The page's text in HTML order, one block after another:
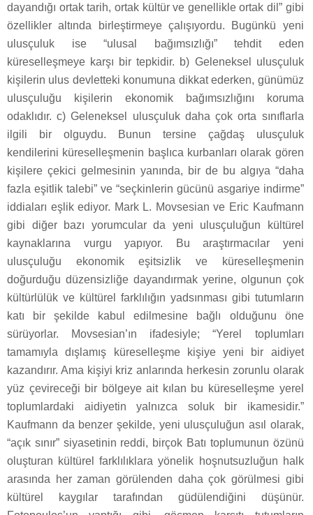
dayandığı ortak tarih, ortak kültür ve genellikle ortak dil” gibi
özellikler altında birleştirmeye çalışıyordu. Bugünkü yeni
ulusçuluk ise “ulusal bağımsızlığı” tehdit eden
küreselleşmeye karşı bir tepkidir. b) Geleneksel ulusçuluk
kişilerin ulus devletteki konumuna dikkat ederken, günümüz
ulusçuluğu kişilerin ekonomik bağımsızlığını koruma
odaklıdır. c) Geleneksel ulusçuluk daha çok orta sınıflarla
ilgili bir olguydu. Bunun tersine çağdaş ulusçuluk
kendilerini küreselleşmenin başlıca kurbanları olarak gören
kişilere çekici gelmesinin yanında, bir de bu algıya “daha
fazla eşitlik talebi” ve “seçkinlerin gücünü asgariye indirme”
iddiaları eşlik ediyor. Mark L. Movsesian ve Eric Kaufmann
gibi diğer bazı yorumcular da yeni ulusçuluğun kültürel
kaynaklarına vurgu yapıyor. Bu araştırmacılar yeni
ulusçuluğu ekonomik eşitsizlik ve küreselleşmenin
doğurduğu düzensizliğe dayandırmak yerine, olgunun çok
kültürlülük ve kültürel farklılığın yadsınması gibi tutumların
katı bir şekilde kabul edilmesine bağlı olduğunu öne
sürüyorlar. Movsesian’ın ifadesiyle; “Yerel toplumları
tamamıyla dışlamış küreselleşme kişiye yeni bir aidiyet
kazandırır. Ama kişiyi kriz anlarında herkesin zorunlu olarak
yüz çevireceği bir bölgeye ait kılan bu küreselleşme yerel
toplumlardaki aidiyetin yalnızca soluk bir ikamesidir.”
Kaufmann da benzer şekilde, yeni ulusçuluğun asıl olarak,
“açık sınır” siyasetinin reddi, birçok Batı toplumunun özünü
oluşturan kültürel farklılıklara yönelik hoşnutsuzluğun halk
arasında her zaman görülenden daha çok görülmesi gibi
kültürel kaygılar tarafından güdülendiğini düşünür.